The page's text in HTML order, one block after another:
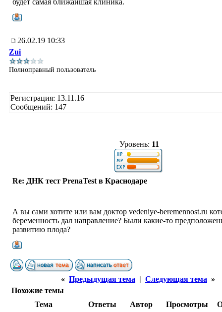
будет самая ближайшая клиника.
26.02.19 10:33
Zui
Полноправный пользователь
Регистрация: 13.11.16
Сообщений: 147
Уровень: 11
Re: ДНК тест PrenaTest в Краснодаре
А вы сами хотите или вам доктор vedeniye-beremennost.ru
беременность дал направление? Были какие-то
развитию плода?
« Предыдущая тема | Следующая тема »
Похожие темы
Тема
Ответы Автор Просмотры